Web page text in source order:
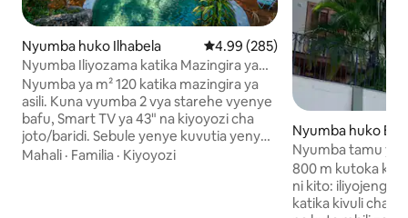
Nyumba huko Ilhabela Ukadiriaji wa wastani wa 4.99
4.99 (285)
Nyumba Iliyozama katika Mazingira ya
Asili | Bwawa | Paa la Mwangaza wa Anga
Nyumba ya m² 120 katika mazingira ya
asili. Kuna vyumba 2 vya starehe vyenye
bafu, Smart TV ya 43" na kiyoyozi cha
joto/baridi. Sebule yenye kuvutia yenye
Smart TV ya 65" na kiyoyozi. Jiko kamili
Mahali · Familia · Kiyoyozi
Nyumba huko
Nyumba tamu ya
800 m kutoka
ni kito:
katika kivuli cha